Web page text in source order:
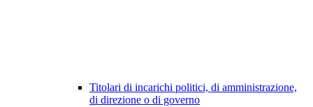
Titolari di incarichi politici, di amministrazione,
di direzione o di governo